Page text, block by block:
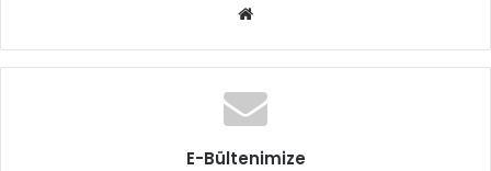
Web
E-Bültenimize